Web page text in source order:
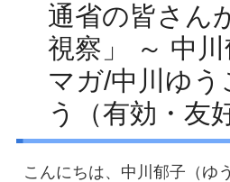
メルマガ
Facebook
アクセス
プライバシーポリシ
通省の皆さん
視察」 ～ 中
マガ/中川ゆう
う（有効・友
こんにちは、中川郁子（ゆ